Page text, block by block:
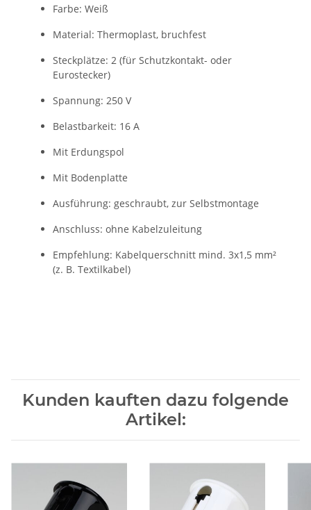
Farbe: Weiß
Material: Thermoplast, bruchfest
Steckplätze: 2 (für Schutzkontakt- oder
Eurostecker)
Spannung: 250 V
Belastbarkeit: 16 A
Mit Erdungspol
Mit Bodenplatte
Ausführung: geschraubt, zur Selbstmontage
Anschluss: ohne Kabelzuleitung
Empfehlung: Kabelquerschnitt mind. 3x1,5 mm²
(z. B. Textilkabel)
Kunden kauften dazu folgende
Artikel: